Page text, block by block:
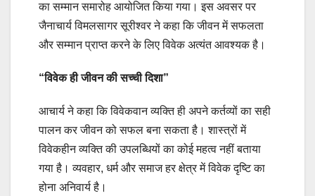
का सम्मान समारोह आयोजित किया गया। इस अवसर पर
जैनाचार्य विमलसागर सूरीश्वर ने कहा कि जीवन में सफलता
और सम्मान प्राप्त करने के लिए विवेक अत्यंत आवश्यक है।
“विवेक ही जीवन की सच्ची दिशा”
आचार्य ने कहा कि विवेकवान व्यक्ति ही अपने कर्तव्यों का सही
पालन कर जीवन को सफल बना सकता है। शास्त्रों में
विवेकहीन व्यक्ति की उपलब्धियों का कोई महत्व नहीं बताया
गया है। व्यवहार, धर्म और समाज हर क्षेत्र में विवेक दृष्टि का
होना अनिवार्य है।